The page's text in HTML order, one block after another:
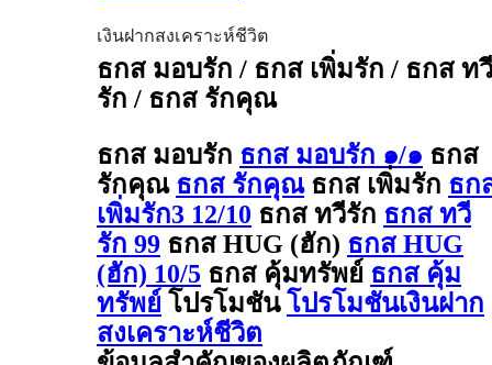
เงินฝากสงเคราะห์ชีวิต
ธกส มอบรัก / ธกส เพิ่มรัก / ธกส ทวี
รัก / ธกส รักคุณ
ธกส มอบรัก ธกส มอบรัก ๑/๑ ธกส
รักคุณ ธกส รักคุณ ธกส เพิ่มรัก ธก
เพิ่มรัก3 12/10 ธกส ทวีรัก ธกส ทวี
รัก 99 ธกส HUG (ฮัก) ธกส HUG
(ฮัก) 10/5 ธกส คุ้มทรัพย์ ธกส คุ้ม
ทรัพย์ โปรโมชัน โปรโมชันเงินฝาก
สงเคราะห์ชีวิต